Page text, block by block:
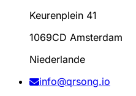
Keurenplein 41
1069CD Amsterdam
Niederlande
info@qrsong.io